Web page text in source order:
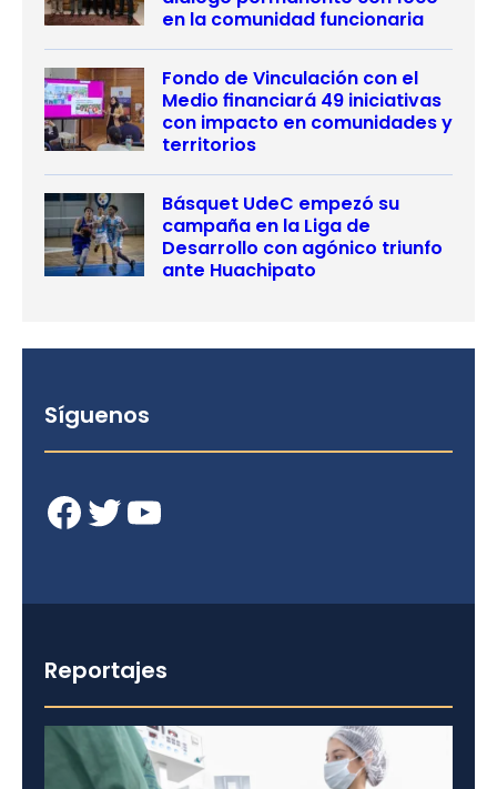
en la comunidad funcionaria
Fondo de Vinculación con el
Medio financiará 49 iniciativas
con impacto en comunidades y
territorios
Básquet UdeC empezó su
campaña en la Liga de
Desarrollo con agónico triunfo
ante Huachipato
Síguenos
Facebook Twitter YouTube
Reportajes